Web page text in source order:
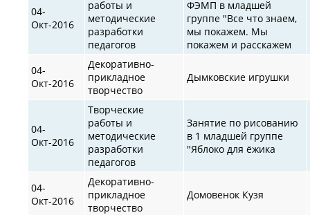
04-
Окт-2016
работы и
методические
разработки
педагогов
ФЭМП в младшей
группе "Все что знаем,
мы покажем. Мы
покажем и расскажем
04-
Окт-2016
Декоративно-
прикладное
творчество
Дымковские игрушки
04-
Окт-2016
Творческие
работы и
методические
разработки
педагогов
Занятие по рисованию
в 1 младшей группе
"Яблоко для ёжика
04-
Окт-2016
Декоративно-
прикладное
творчество
Домовенок Кузя